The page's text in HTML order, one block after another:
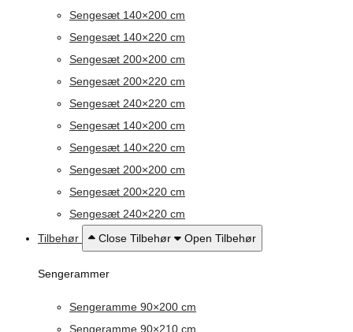
Sengesæt 140×200 cm
Sengesæt 140×220 cm
Sengesæt 200×200 cm
Sengesæt 200×220 cm
Sengesæt 240×220 cm
Sengesæt 140×200 cm
Sengesæt 140×220 cm
Sengesæt 200×200 cm
Sengesæt 200×220 cm
Sengesæt 240×220 cm
Tilbehør
Close Tilbehør Open Tilbehør
Sengerammer
Sengeramme 90×200 cm
Sengeramme 90×210 cm